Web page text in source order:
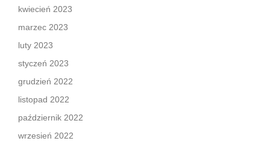
kwiecień 2023
marzec 2023
luty 2023
styczeń 2023
grudzień 2022
listopad 2022
październik 2022
wrzesień 2022